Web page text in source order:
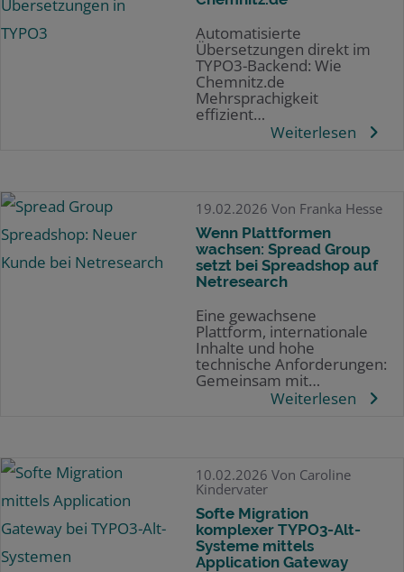
Automatisierte
Übersetzungen direkt im
TYPO3-Backend: Wie
Chemnitz.de
Mehrsprachigkeit
effizient…
Weiterlesen
19.02.2026 Von Franka Hesse
Wenn Plattformen
wachsen: Spread Group
setzt bei Spreadshop auf
Netresearch
Eine gewachsene
Plattform, internationale
Inhalte und hohe
technische Anforderungen:
Gemeinsam mit…
Weiterlesen
10.02.2026 Von Caroline
Kindervater
Softe Migration
komplexer TYPO3-Alt-
Systeme mittels
Application Gateway